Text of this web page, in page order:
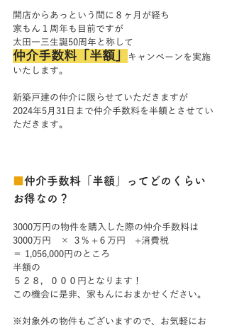
開店からあっという間に８ヶ月が経ち
家もん１周年も目前ですが
太田一三生誕50周年と称して
仲介手数料「半額」
キャンペーンを実施
いたします。
新築戸建の仲介に限らせていただきますが
2024年5月31日まで仲介手数料を半額とさせてい
ただきます。
■仲介手数料「半額」ってどのくらい
お得なの？
3000万円の物件を購入した際の仲介手数料は
3000万円　× ３% +６万円　+消費税
＝ 1,056,000円のところ
半額の
５２８，０００円となります！
この機会に是非、家もんにおまかせください。
※対象外の物件もございますので、お気軽にお